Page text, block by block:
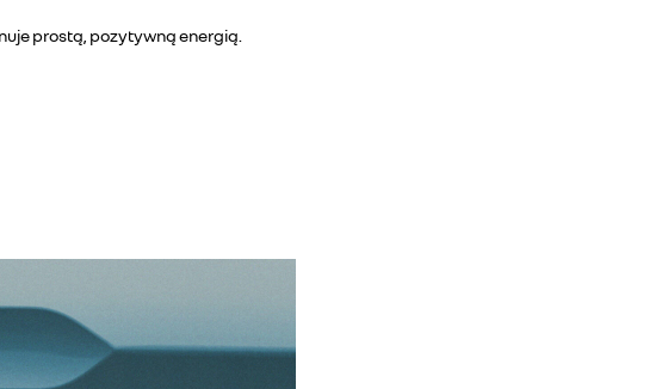
prostą, pozytywną energią.